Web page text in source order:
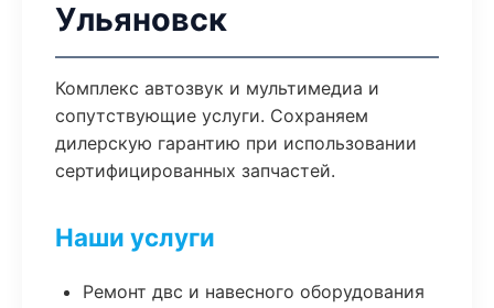
Ульяновск
Комплекс автозвук и мультимедиа и
сопутствующие услуги. Сохраняем
дилерскую гарантию при использовании
сертифицированных запчастей.
Наши услуги
Ремонт двс и навесного оборудования